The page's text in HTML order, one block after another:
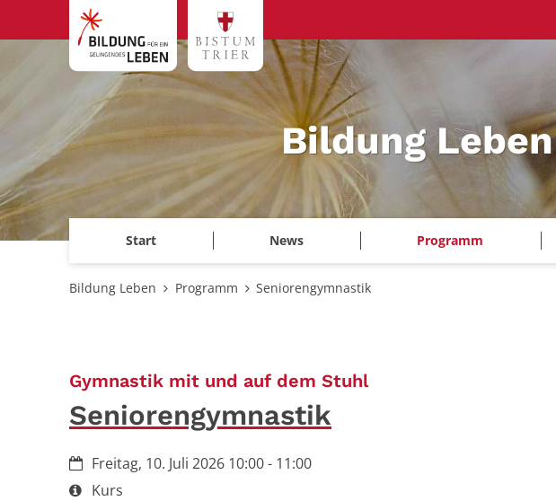
Zum Inhalt springen
Bildung Leben
Start News Programm
Bildung Leben Programm Seniorengymnastik
Gymnastik mit und auf dem Stuhl:
Seniorengymnastik
Datum:Freitag, 10. Juli 2026 10:00 - 11:00
Art bzw. Nummer:
Kurs